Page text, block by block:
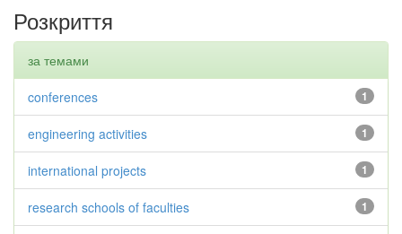
Розкриття
за темами
1
conferences
1
engineering activities
1
international projects
1
research schools of faculties